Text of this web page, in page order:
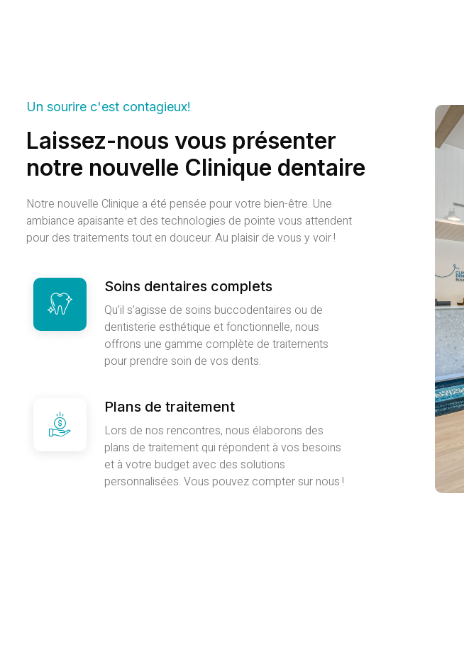
Un sourire c'est contagieux!
Laissez-nous vous présenter
notre nouvelle Clinique dentaire
Notre nouvelle Clinique a été pensée pour votre bien-être. Une
ambiance apaisante et des technologies de pointe vous attendent
pour des traitements tout en douceur. Au plaisir de vous y voir !
Soins dentaires complets
Qu’il s’agisse de soins buccodentaires ou de
dentisterie esthétique et fonctionnelle, nous
offrons une gamme complète de traitements
pour prendre soin de vos dents.
Plans de traitement
Lors de nos rencontres, nous élaborons des
plans de traitement qui répondent à vos besoins
et à votre budget avec des solutions
personnalisées. Vous pouvez compter sur nous !